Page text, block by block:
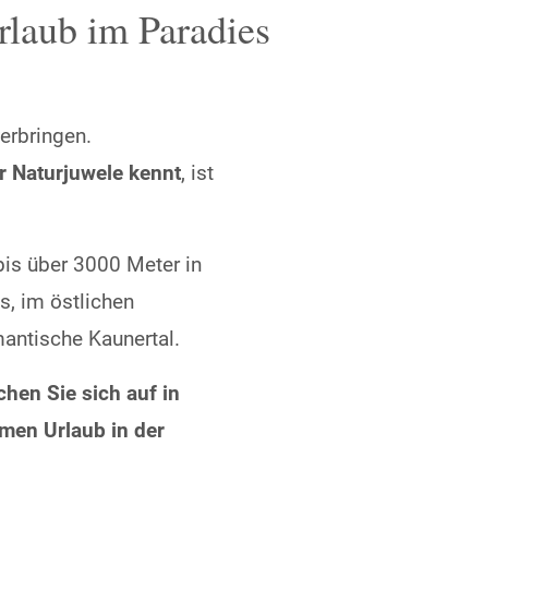
im Paradies
Naturjuwele kennt, ist
über 3000 Meter in
im östlichen
Kaunertal.
Sie sich auf in
Urlaub in der